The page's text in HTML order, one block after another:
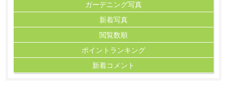
ガーデニング写真
新着写真
閲覧数順
ポイント ランキング
新着コメント